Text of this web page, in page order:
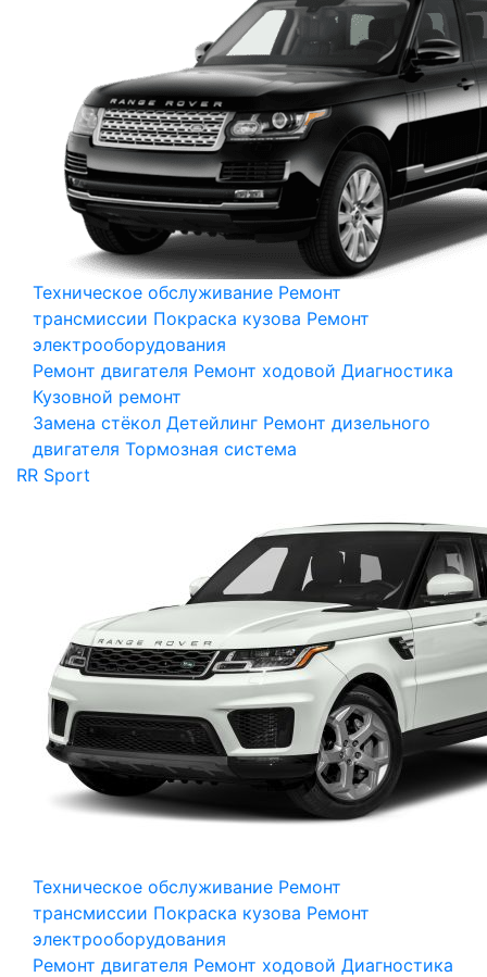
Техническое обслуживание Ремонт
трансмиссии Покраска кузова Ремонт
электрооборудования
Ремонт двигателя Ремонт ходовой Диагностика
Кузовной ремонт
Замена стёкол Детейлинг Ремонт дизельного
двигателя Тормозная система
RR Sport
Техническое обслуживание Ремонт
трансмиссии Покраска кузова Ремонт
электрооборудования
Ремонт двигателя Ремонт ходовой Диагностика